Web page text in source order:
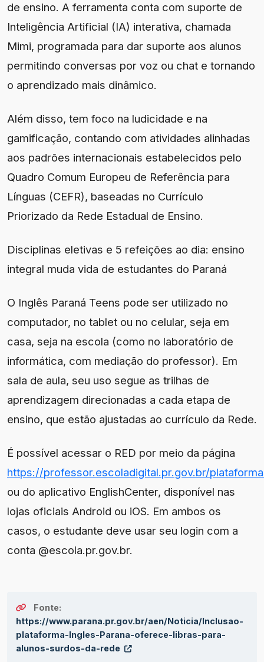
de ensino. A ferramenta conta com suporte de
Inteligência Artificial (IA) interativa, chamada
Mimi, programada para dar suporte aos alunos
permitindo conversas por voz ou chat e tornando
o aprendizado mais dinâmico.
Além disso, tem foco na ludicidade e na
gamificação, contando com atividades alinhadas
aos padrões internacionais estabelecidos pelo
Quadro Comum Europeu de Referência para
Línguas (CEFR), baseadas no Currículo
Priorizado da Rede Estadual de Ensino.
Disciplinas eletivas e 5 refeições ao dia: ensino
integral muda vida de estudantes do Paraná
O Inglês Paraná Teens pode ser utilizado no
computador, no tablet ou no celular, seja em
casa, seja na escola (como no laboratório de
informática, com mediação do professor). Em
sala de aula, seu uso segue as trilhas de
aprendizagem direcionadas a cada etapa de
ensino, que estão ajustadas ao currículo da Rede.
É possível acessar o RED por meio da página
https://professor.escoladigital.pr.gov.br/
ou do aplicativo EnglishCenter, disponível nas
lojas oficiais Android ou iOS. Em ambos os
casos, o estudante deve usar seu login com a
conta @escola.pr.gov.br.
Fonte:
https://www.parana.pr.gov.br/aen/Noticia/Inclusao-
plataforma-Ingles-Parana-oferece-libras-para-
alunos-surdos-da-rede